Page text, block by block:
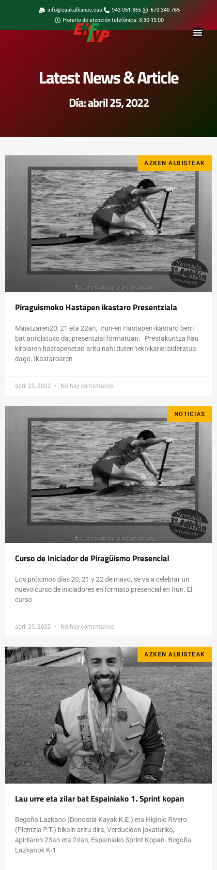
info@euskalkanoe.eus 943 051 365
670 340 765
Horario de atención telefónica: 8:30-15:00
Latest News & Article
Día: abril 25, 2022
AZKEN ALBISTEAK
Piraguismoko Hastapen ikastaro Presentziala
Maiatzaren20, 21 eta 22an, Irun-en Hastapen ikastaro berri
bat antolatuko da, presentzial formatuan. Prestakuntza hau
kirolaren hastapenetan aritu nahi duten teknikariei bideratua
dago. Ikastaroaren
abril 25, 2022 No hay comentarios
NOTICIAS
Curso de Iniciador de Piragüismo Presencial
Los próximos días 20, 21 y 22 de mayo, se va a celebrar un
nuevo curso de iniciadores en formato presencial en Irun. El
curso
abril 25, 2022 No hay comentarios
AZKEN ALBISTEAK
Lau urre eta zilar bat Espainiako 1. Sprint kopan
Begoña Lazkano (Donostia Kayak K.E.) eta Higinio Rivero
(Plentzia P.T.) bikain aritu dira, Verducidon jokaturiko,
apirilaren 23an eta 24an, Espainiako Sprint Kopan. Begoña
Lazkanok K-1